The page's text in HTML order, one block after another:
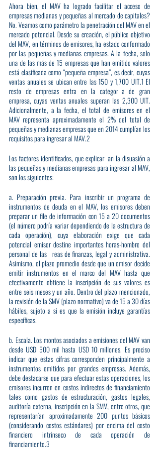
Ahora bien, el MAV ha logrado facilitar el acceso de
empresas medianas y pequeñas al mercado de capitales?
No. Veamos como parámetro la penetración del MAV en el
mercado potencial. Desde su creación, el público objetivo
del MAV, en términos de emisores, ha estado conformado
por las pequeñas y medianas empresas. A la fecha, solo
una de las más de 15 empresas que han emitido valores
está clasificada como “pequeña empresa”, es decir, cuyas
ventas anuales se ubican entre las 150 y 1,700 UIT.1 El
resto de empresas entra en la categor a de gran
empresa, cuyas ventas anuales superan las 2,300 UIT.
Adicionalmente, a la fecha, el total de emisores en el
MAV representa aproximadamente el 2% del total de
pequeñas y medianas empresas que en 2014 cumplían los
requisitos para ingresar al MAV.2
Los factores identificados, que explicar an la disuasión a
las pequeñas y medianas empresas para ingresar al MAV,
son los siguientes:
a. Preparación previa. Para inscribir un programa de
instrumentos de deuda en el MAV, los emisores deben
preparar un file de información con 15 a 20 documentos
(el número podría variar dependiendo de la estructura de
cada operación), cuya elaboración exige que cada
potencial emisor destine importantes horas-hombre del
personal de las  reas de finanzas, legal y administrativa.
Asimismo, el plazo promedio desde que un emisor decide
emitir instrumentos en el marco del MAV hasta que
efectivamente obtiene la inscripción de sus valores es
entre seis meses y un año. Dentro del plazo mencionado,
la revisión de la SMV (plazo normativo) va de 15 a 30 días
hábiles, sujeto a si es que la emisión incluye garantías
específicas.
b. Escala. Los montos asociados a emisiones del MAV van
desde USD 500 mil hasta USD 10 millones. Es preciso
indicar que estas cifras corresponden principalmente a
instrumentos emitidos por grandes empresas. Además,
debe destacarse que para efectuar estas operaciones, los
emisores incurren en costos indirectos de financiamiento
tales como gastos de estructuración, gastos legales,
auditoría externa, inscripción en la SMV, entre otros, que
representarían aproximadamente 200 puntos básicos
(considerando costos estándares) por encima del costo
financiero intrínseco de cada operación de
financiamiento.3